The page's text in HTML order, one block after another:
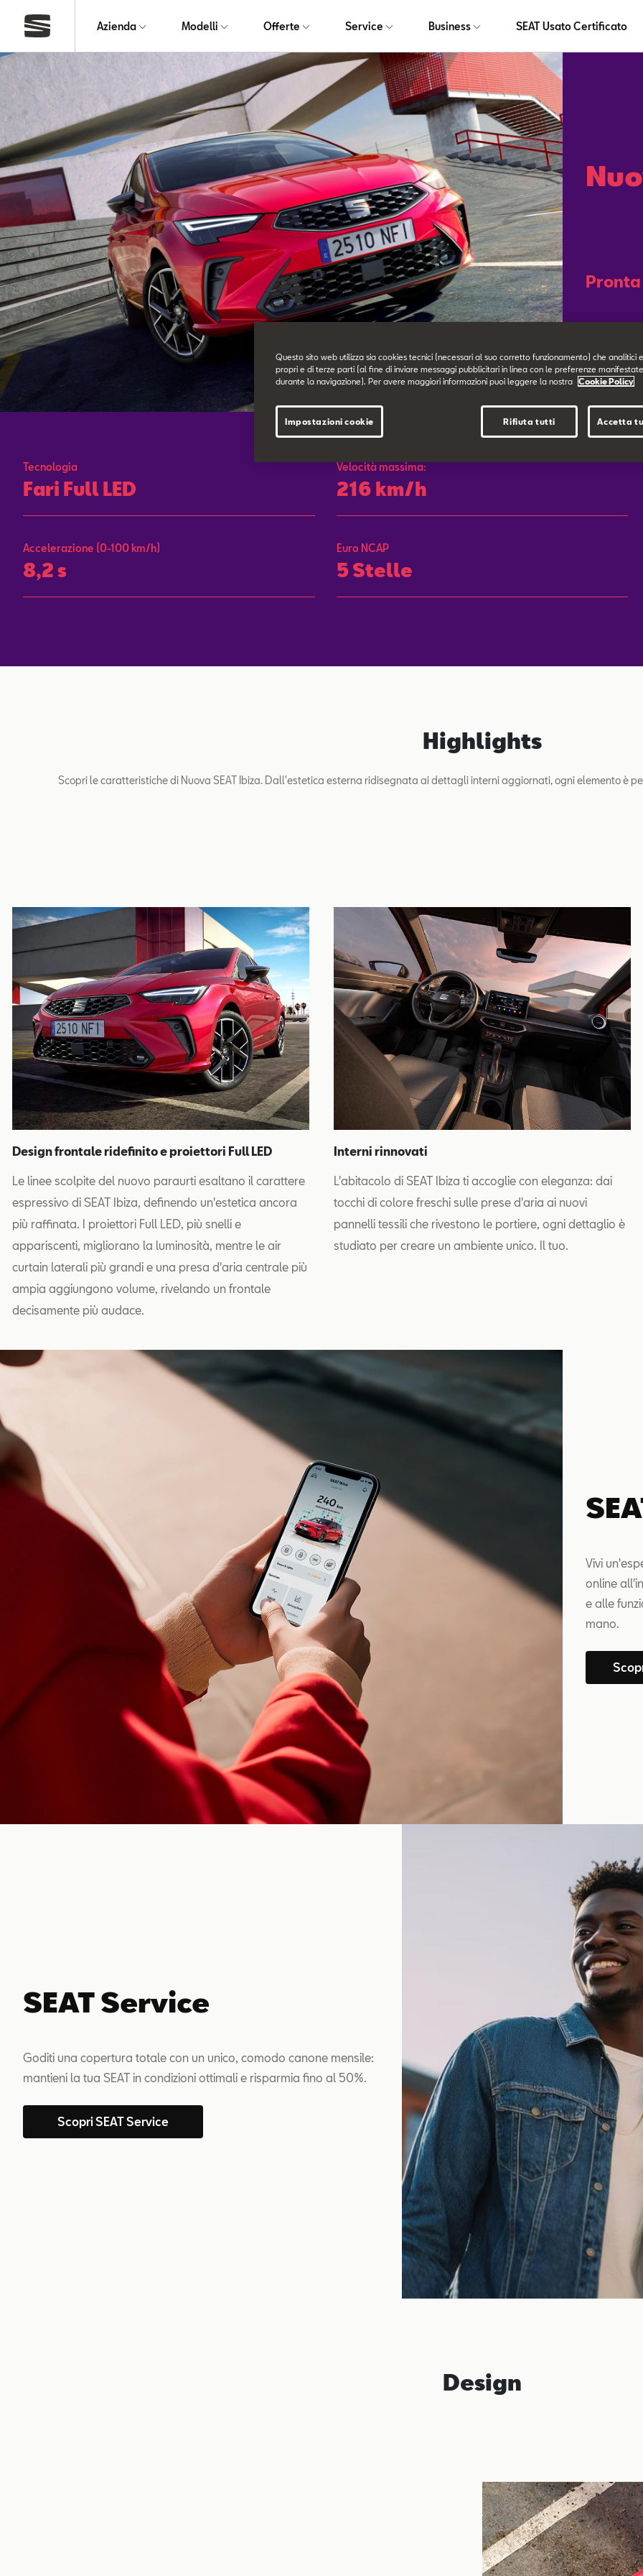
Azienda Modelli Offerte Service Business SEAT Usato Certificato
Tecnologia
Fari Full LED
Velocità massima:
216 km/h
Accelerazione (0-100 km/h)
8,2 s
Euro NCAP
5 Stelle
Highlights
Scopri le caratteristiche di Nuova SEAT Ibiza. Dall'estetica esterna ridisegnata ai dettagli interni aggiornati, ogni elemento è
Design frontale ridefinito e proiettori Full LED
Le linee scolpite del nuovo paraurti esaltano il carattere
espressivo di SEAT Ibiza, definendo un'estetica ancora
più raffinata. I proiettori Full LED, più snelli e
appariscenti, migliorano la luminosità, mentre le air
curtain laterali più grandi e una presa d'aria centrale più
ampia aggiungono volume, rivelando un frontale
decisamente più audace.
Interni rinnovati
L'abitacolo di SEAT Ibiza ti accoglie con eleganza: dai
tocchi di colore freschi sulle prese d'aria ai nuovi
pannelli tessili che rivestono le portiere, ogni dettaglio è
studiato per creare un ambiente unico. Il tuo.
Vivi
online
e alle
mano.
SEAT Service
Goditi una copertura totale con un unico, comodo canone mensile:
mantieni la tua SEAT in condizioni ottimali e risparmia fino al 50%.
Scopri SEAT Service
Design
Questo sito web utilizza sia cookies tecnici (necessari al suo corretto funzionamento) che analitici
propri e di terze parti (al fine di inviare messaggi pubblicitari in linea con le preferenze
durante la navigazione). Per avere maggiori informazioni puoi leggere la nostra
Cookie Policy
Rifiuta tutti Accetta
Impostazioni cookie